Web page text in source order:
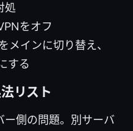
処
をオフ
メインに切り替え、
する
リスト
側の問題。別サーバ